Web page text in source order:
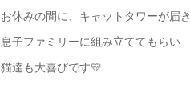
お休みの間に、キャットタワーが届き
息子ファミリーに組み立ててもらい
猫達も大喜びです💛